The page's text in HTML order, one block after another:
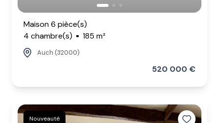
Maison 6 pièce(s)
4 chambre(s)
185 m²
Auch (32000)
520 000 €
Nouveauté